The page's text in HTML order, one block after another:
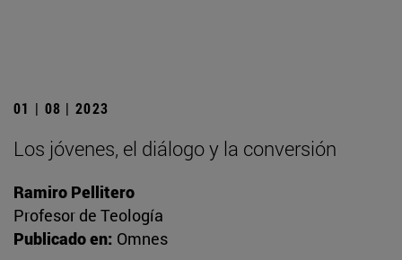
01 | 08 | 2023
Los jóvenes, el diálogo y la conversión
Ramiro Pellitero
Profesor de Teología
Publicado en: Omnes